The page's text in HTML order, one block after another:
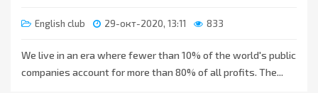
English club 29-окт-2020, 13:11 833
We live in an era where fewer than 10% of the world's public
companies account for more than 80% of all profits. The...